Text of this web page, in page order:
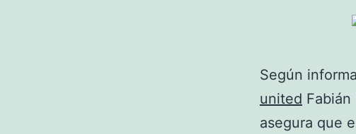
Según
united
asegura que